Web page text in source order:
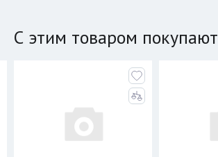
С этим товаром покупают